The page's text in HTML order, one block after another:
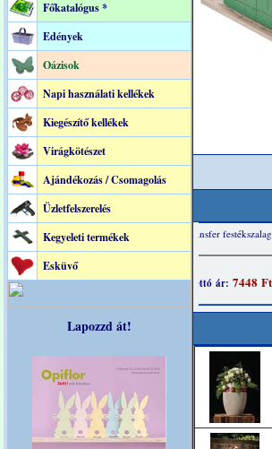
Főkatalógus *
Edények
Oázisok
Napi használati kellékek
Kiegészítő kellékek
Virágkötészet
Ajándékozás / Csomagolás
Üzletfelszerelés
Kegyeleti termékek
Esküvő
Lapozzd át!